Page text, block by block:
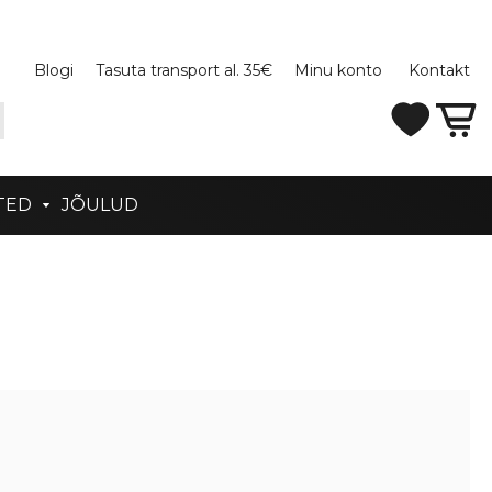
Blogi Tasuta transport al. 35€ Minu konto Kontakt
JÕULUD